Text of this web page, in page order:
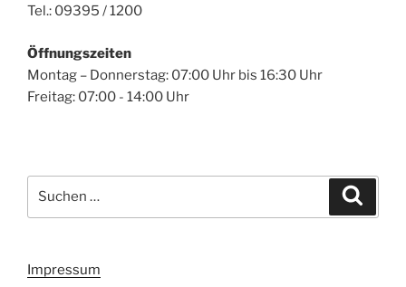
Tel.: 09395 / 1200
Öffnungszeiten
Montag – Donnerstag: 07:00 Uhr bis 16:30 Uhr
Freitag: 07:00 - 14:00 Uhr
nach:
Impressum